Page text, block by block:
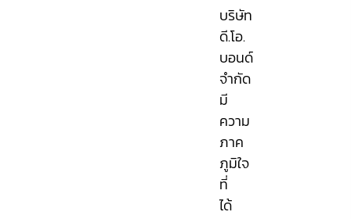
บริษัท
ดี.โอ.
บอนด์
จำกัด
มี
ความ
ภาค
ภูมิใจ
ที่
ได้